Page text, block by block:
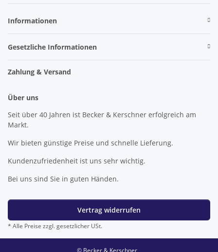
Informationen
Gesetzliche Informationen
Zahlung & Versand
Über uns
Seit über 40 Jahren ist Becker & Kerschner erfolgreich am
Markt.
Wir bieten günstige Preise und schnelle Lieferung.
Kundenzufriedenheit ist uns sehr wichtig.
Bei uns sind Sie in guten Händen.
Vertrag widerrufen
* Alle Preise zzgl. gesetzlicher USt.
© Becker & Kerschner